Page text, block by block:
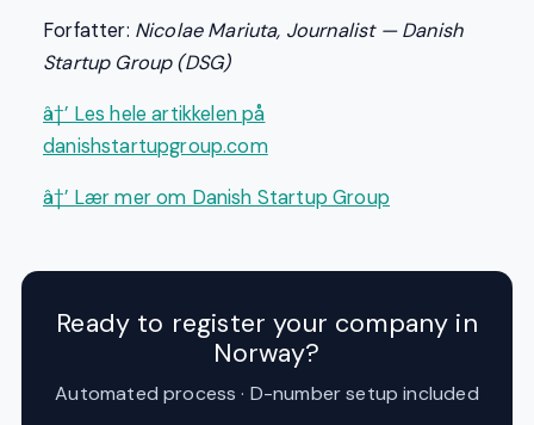
Forfatter: Nicolae Mariuta, Journalist — Danish
Startup Group (DSG)
â†’ Les hele artikkelen på
danishstartupgroup.com
â†’ Lær mer om Danish Startup Group
Ready to register your company in
Norway?
Automated process · D-number setup included